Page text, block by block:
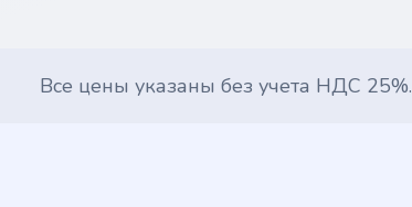
Все цены указаны без учета НДС 25%.